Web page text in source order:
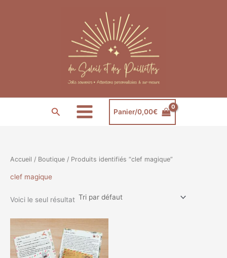
Rechercher Panier/0,00€
Accueil / Boutique / Produits identifiés “clef magique”
clef magique
Voici le seul résultat